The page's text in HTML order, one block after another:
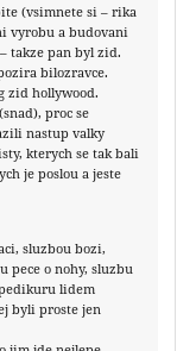
(vsimnete si – rika
vyrobu a budovani
takze pan byl zid.
bilozravce.
zid hollywood.
proc se
nastup valky
kterych se tak bali
je poslou a jeste
sluzbou bozi,
pece o nohy, sluzbu
lidem
byli proste jen